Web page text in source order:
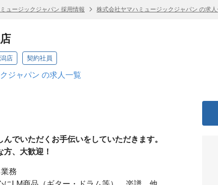
ュージックジャパン 採用情報 株式会社ヤマハミュージックジャパン の求人
店 契約社員
ジャパン の求人一覧
でいただくお手伝いをしていただきます。
、大歓迎！
業務